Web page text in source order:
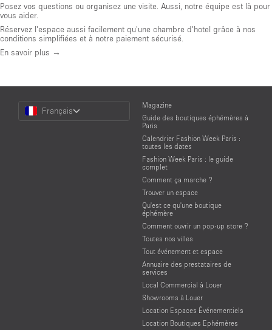
Posez vos questions ou organisez une visite. Aussi, notre équipe est là pour
vous aider.
Réservez l'espace aussi facilement qu'une chambre d'hotel grâce à nos
conditions simplifiées et à notre paiement sécurisé.
En savoir plus →
Choose
Language
Français
Magazine
Guide des boutiques éphémères à
Paris
Calendrier Fashion Week Paris :
toutes les dates
Fashion Week Paris : le guide
complet
Comment ça marche ?
Trouver un espace
Qu'est ce qu'une boutique
éphémère
Comment ouvrir un pop-up store ?
Toutes nos villes
Tout événement et espace
Annuaire des prestataires de
services
Local Commercial à Louer
Showrooms à Louer
Location Espaces Événementiels
Location Boutiques Ephémères